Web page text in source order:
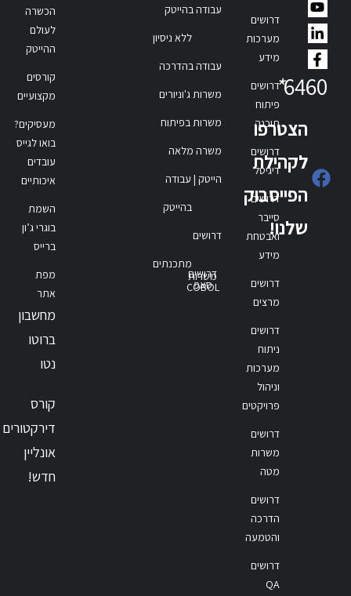
6460
*
הצטרפו
לקהילת
הפייסבוק
שלנו!
דרושים
מערכות
מידע
דרושים
פיתוח
תוכנה
דרושים
דיגיטל
דרושים
סייבר
ואבטחת
מידע
דרושים
מרצים
דרושים
ניתוח
מערכות
וניהול
פרויקטים
דרושים
משרות
מטה
דרושים
הדרכה
והטמעה
דרושים
QA
עבודה בהייטק
ללא ניסיון
עבודה בהדרכה
משרות ג'וניורים
משרות בפיתוח
משרה מלאה
הייטק | עבודה
בהייטק
דרושים
מתכנתים
דרושים
סאפ
משרות
COBOL
הכשרה
לעולם
ההייטק
קורסים
מקצועיים
מעסיקים?
בואו לגייס
עובדים
איכותיים
השמת
בוגרי ג’ון
ברייס
מפת
אתר
מחשבון
ברוטו
נטו
קורס
דירקטורים
אונליין
חדש!